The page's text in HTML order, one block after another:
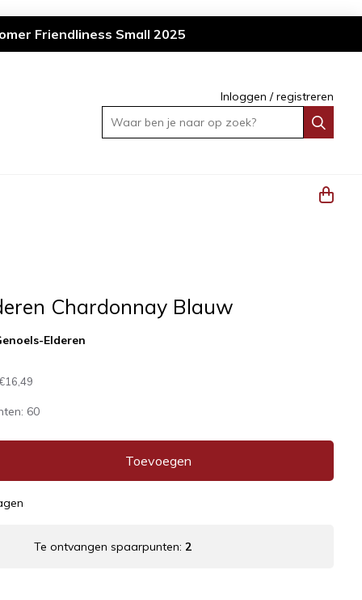
Friendliness Small 2025
Inloggen /registreren
Waar ben je naar op zoek?
Chardonnay Blauw
Elderen
60
Toevoegen
Te ontvangen spaarpunten: 2